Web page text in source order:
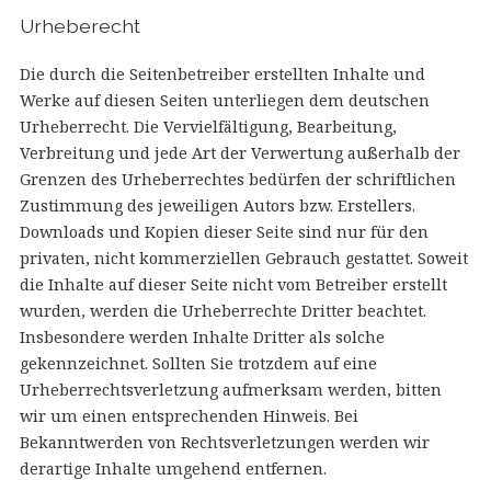
Urheberecht
Die durch die Seitenbetreiber erstellten Inhalte und
Werke auf diesen Seiten unterliegen dem deutschen
Urheberrecht. Die Vervielfältigung, Bearbeitung,
Verbreitung und jede Art der Verwertung außerhalb der
Grenzen des Urheberrechtes bedürfen der schriftlichen
Zustimmung des jeweiligen Autors bzw. Erstellers.
Downloads und Kopien dieser Seite sind nur für den
privaten, nicht kommerziellen Gebrauch gestattet. Soweit
die Inhalte auf dieser Seite nicht vom Betreiber erstellt
wurden, werden die Urheberrechte Dritter beachtet.
Insbesondere werden Inhalte Dritter als solche
gekennzeichnet. Sollten Sie trotzdem auf eine
Urheberrechtsverletzung aufmerksam werden, bitten
wir um einen entsprechenden Hinweis. Bei
Bekanntwerden von Rechtsverletzungen werden wir
derartige Inhalte umgehend entfernen.